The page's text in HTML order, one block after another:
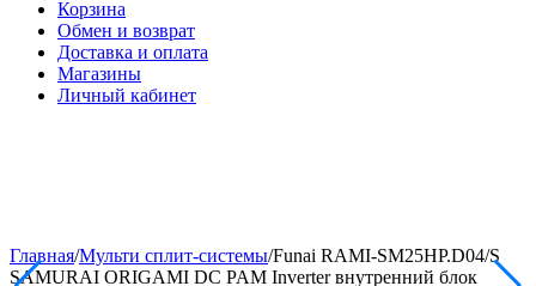
Корзина
Обмен и возврат
Доставка и оплата
Магазины
Личный кабинет
Главная/Мульти сплит-системы/Funai RAMI-SM25HP.D04/S
SAMURAI ORIGAMI DC PAM Inverter внутренний блок